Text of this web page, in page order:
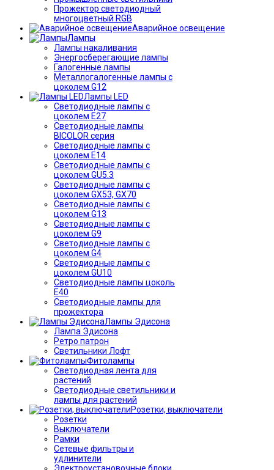
Прожектор светодиодный
многоцветный RGB
Аварийное освещение
Лампы
Лампы накаливания
Энергосберегающие лампы
Галогенные лампы
Металлогалогенные лампы с
цоколем G12
Лампы LED
Светодиодные лампы с
цоколем E27
Светодиодные лампы
BICOLOR серия
Светодиодные лампы с
цоколем E14
Светодиодные лампы с
цоколем GU5.3
Светодиодные лампы с
цоколем GX53, GX70
Светодиодные лампы с
цоколем G13
Светодиодные лампы с
цоколем G9
Светодиодные лампы с
цоколем G4
Светодиодные лампы с
цоколем GU10
Светодиодные лампы цоколь
Е40
Светодиодные лампы для
прожектора
Лампы Эдисона
Лампа Эдисона
Ретро патрон
Светильники Лофт
Фитолампы
Светодиодная лента для
растений
Светодиодные светильники и
лампы для растений
Розетки, выключатели
Розетки
Выключатели
Рамки
Сетевые фильтры и
удлинители
Электроустановочные блоки